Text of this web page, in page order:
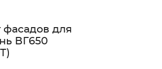
для
ВГ650